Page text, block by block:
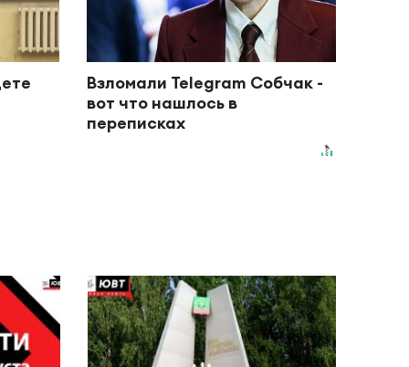
Взломали Telegram Собчак -
вот что нашлось в
переписках